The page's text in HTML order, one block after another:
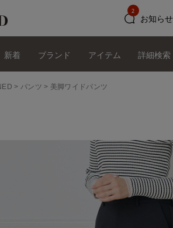
お知らせ
2
新着 ブランド アイテム 詳細検索
パンツ 美脚ワイドパンツ